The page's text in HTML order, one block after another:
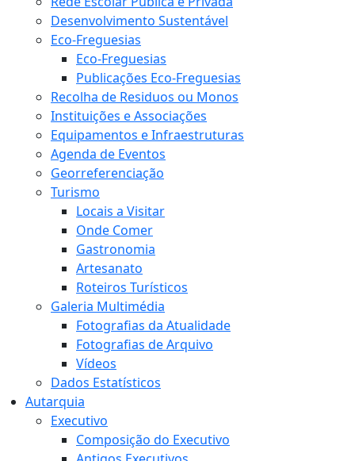
Desenvolvimento Sustentável
Eco-Freguesias
Eco-Freguesias
Publicações Eco-Freguesias
Recolha de Residuos ou Monos
Instituições e Associações
Equipamentos e Infraestruturas
Agenda de Eventos
Georreferenciação
Turismo
Locais a Visitar
Onde Comer
Gastronomia
Artesanato
Roteiros Turísticos
Galeria Multimédia
Fotografias da Atualidade
Fotografias de Arquivo
Vídeos
Dados Estatísticos
Autarquia
Executivo
Composição do Executivo